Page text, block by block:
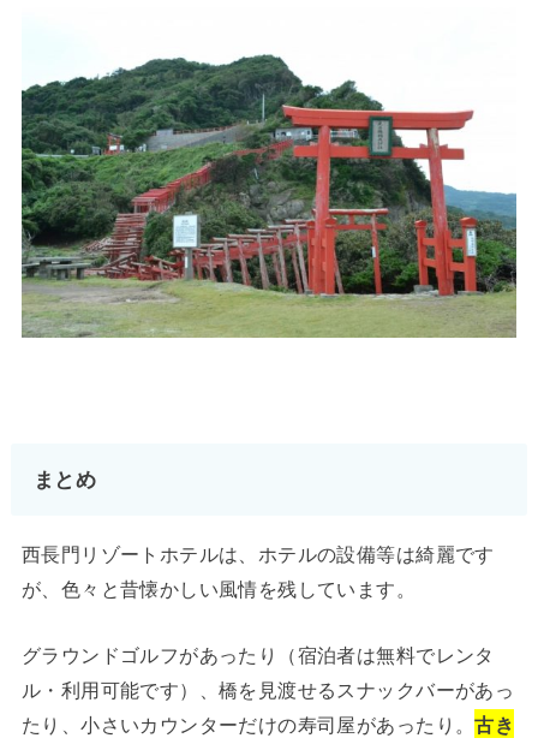
まとめ
西長門リゾートホテルは、ホテルの設備等は綺麗です
が、色々と昔懐かしい風情を残しています。
グラウンドゴルフがあったり（宿泊者は無料でレンタ
ル・利用可能です）、橋を見渡せるスナックバーがあっ
たり、小さいカウンターだけの寿司屋があったり。古き